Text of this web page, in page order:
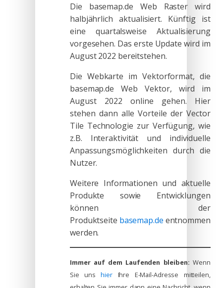
Die basemap.de Web Raster wird
halbjährlich aktualisiert. Künftig ist
eine quartalsweise Aktualisierung
vorgesehen. Das erste Update wird im
August 2022 bereitstehen.
Die Webkarte im Vektorformat, die
basemap.de Web Vektor, wird im
August 2022 online gehen. Hier
stehen dann alle Vorteile der Vector
Tile Technologie zur Verfügung, wie
z.B. Interaktivität und individuelle
Anpassungsmöglichkeiten durch die
Nutzer.
Weitere Informationen und aktuelle
Produkte sowie Entwicklungen
können der
Produktseite basemap.de entnommen
werden.
Immer auf dem Laufenden bleiben: Wenn
Sie unshier Ihre E-Mail-Adresse mitteilen,